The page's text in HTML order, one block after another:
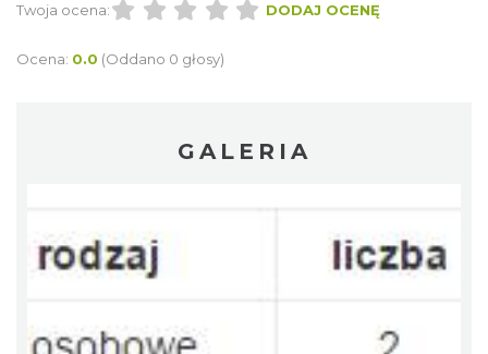
Twoja ocena: DODAJ OCENĘ
Ocena: 0.0 (Oddano 0 głosy)
GALERIA